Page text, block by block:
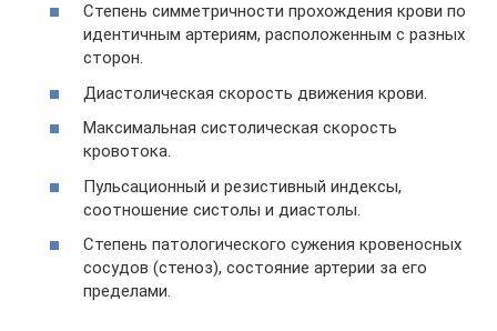
Степень симметричности прохождения крови по
идентичным артериям, расположенным с разных
сторон.
Диастолическая скорость движения крови.
Максимальная систолическая скорость
кровотока.
Пульсационный и резистивный индексы,
соотношение систолы и диастолы.
Степень патологического сужения кровеносных
сосудов (стеноз), состояние артерии за его
пределами.